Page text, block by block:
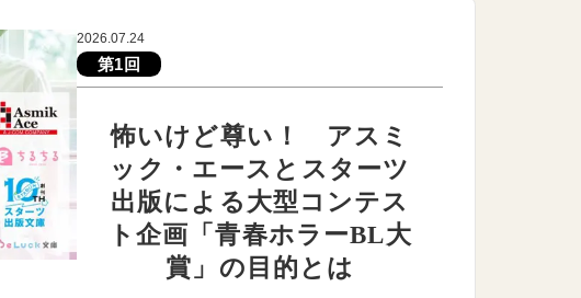
2026.07.24
第1回
怖いけど尊い！ アスミ
ック・エースとスターツ
出版による大型コンテス
ト企画「青春ホラーBL大
賞」の目的とは